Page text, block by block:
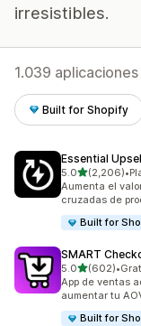
irresistibles.
1.039
Built for Shopify
Essential
5.0de 5(2,206)
2206 reseñas•
Aumenta el
cruzadas de
Built for
SMART
5.0de 5(602)
602 reseñas en
•
App de ventas
aumentar tu
Built for